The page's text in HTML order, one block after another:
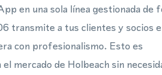
en una sola línea gestionada de
transmite a tus clientes y socios
con profesionalismo. Esto es
mercado de Holbeach sin